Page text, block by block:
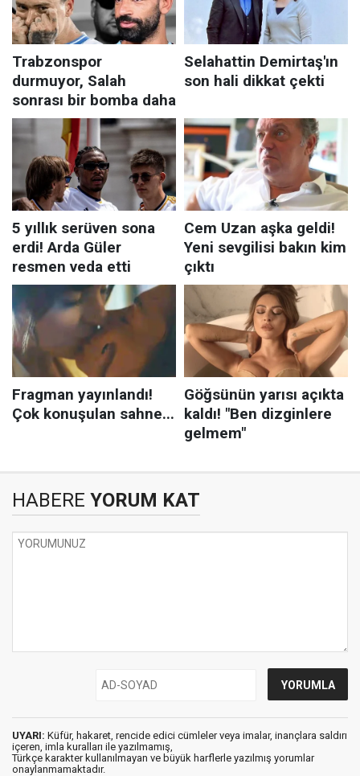
HABERE YORUM KAT
UYARI: Küfür, hakaret, rencide edici cümleler veya imalar, inançlara saldırı
içeren, imla kuralları ile yazılmamış,
Türkçe karakter kullanılmayan ve büyük harflerle yazılmış yorumlar
onaylanmamaktadır.